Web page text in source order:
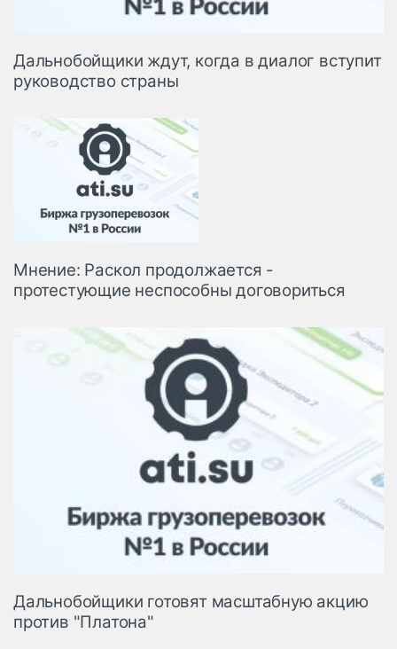
Дальнобойщики ждут, когда в диалог вступит
руководство страны
Мнение: Раскол продолжается -
протестующие неспособны договориться
Дальнобойщики готовят масштабную акцию
против "Платона"